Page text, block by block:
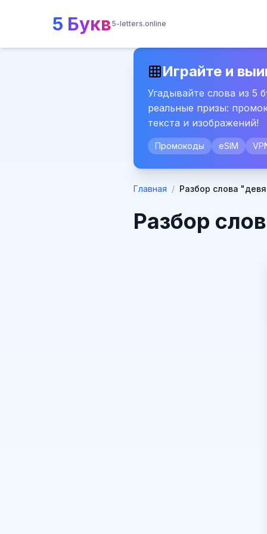
5 Букв5-letters.online
Играйте и
Угадывайте слова из 5
реальные призы:
текста и изображений!
Промокоды eSIM
Главная / Разбор слова
Разбор